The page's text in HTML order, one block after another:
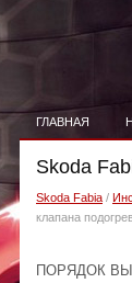
ГЛАВНАЯ
Skoda
Skoda Fabia /
клапана
ПОРЯДОК